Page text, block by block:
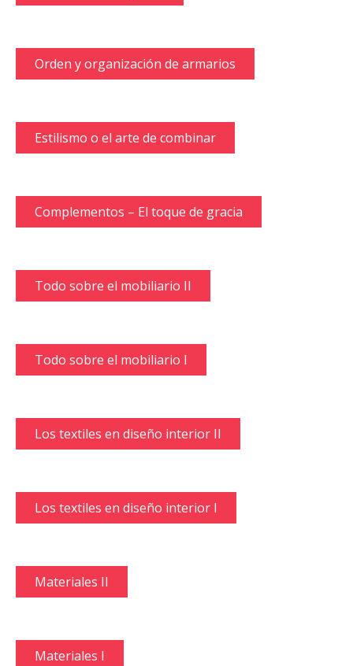
Orden y organización de armarios
Estilismo o el arte de combinar
Complementos – El toque de gracia
Todo sobre el mobiliario II
Todo sobre el mobiliario I
Los textiles en diseño interior II
Los textiles en diseño interior I
Materiales II
Materiales I